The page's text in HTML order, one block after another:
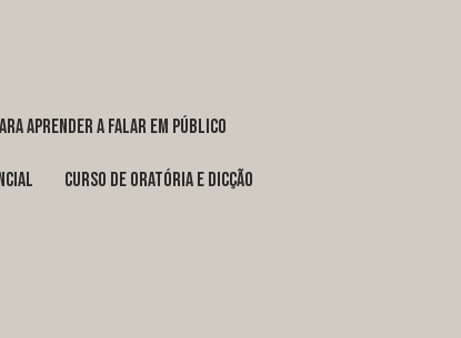
aprender a falar em público
curso de oratória e dicção